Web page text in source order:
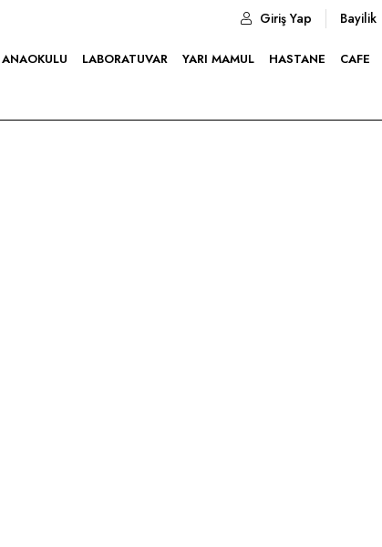
Giriş Yap Bayilik
ANAOKULU LABORATUVAR YARI MAMUL HASTANE CAFE